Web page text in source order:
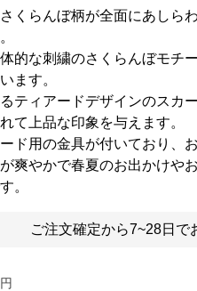
くらんぼ柄が全面にあしら
的な刺繍のさくらんぼモチ
ます。
ティアードデザインのスカ
て上品な印象を与えます。
ド用の金具が付いており、
爽やかで春夏のお出かけや
。
ご注文確定から7~28日で
円